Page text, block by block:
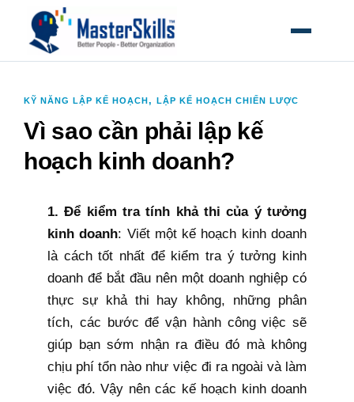
MỞ MENU
KỸ NĂNG LẬP KẾ HOẠCH , LẬP KẾ HOẠCH CHIẾN LƯỢC
Vì sao cần phải lập kế
hoạch kinh doanh?
1. Để kiểm tra tính khả thi của ý tưởng
kinh doanh: Viết một kế hoạch kinh doanh
là cách tốt nhất để kiểm tra ý tưởng kinh
doanh để bắt đầu nên một doanh nghiệp có
thực sự khả thi hay không, những phân
tích, các bước để vận hành công việc sẽ
giúp bạn sớm nhận ra điều đó mà không
chịu phí tổn nào như việc đi ra ngoài và làm
việc đó. Vậy nên các kế hoạch kinh doanh